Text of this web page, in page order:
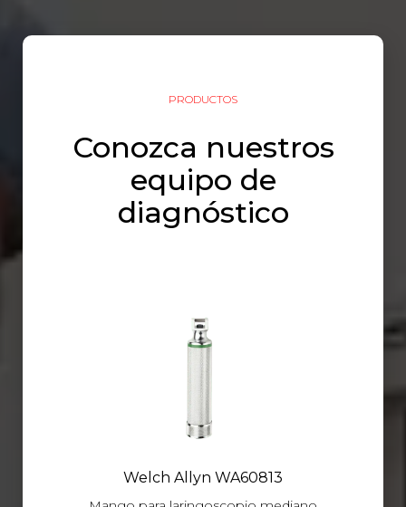
PRODUCTOS
Conozca nuestros
equipo de
diagnóstico
Welch Allyn WA60813